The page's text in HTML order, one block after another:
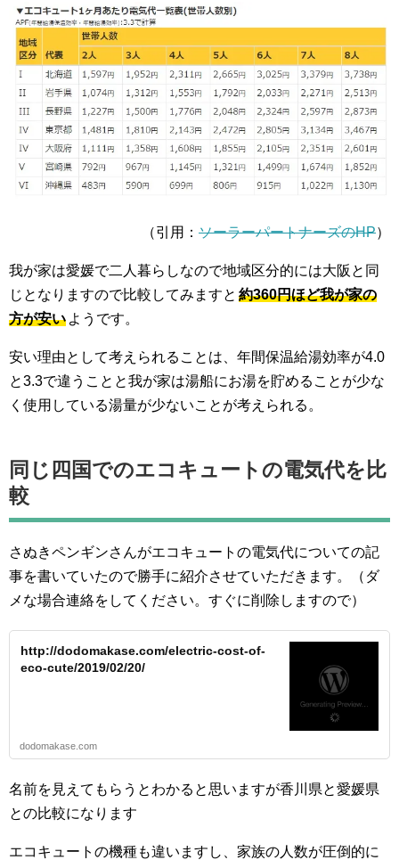
（引用： ソーラーパートナーズのHP）
我が家は愛媛で二人暮らしなので地域区分的には大阪と同
じとなりますので比較してみますと 約360円ほど我が家の
方が安い ようです。
安い理由として考えられることは、年間保温給湯効率が4.0
と3.3で違うことと我が家は湯船にお湯を貯めることが少な
く使用している湯量が少ないことが考えられる。
同じ四国でのエコキュートの電気代を比
較
さぬきペンギンさんがエコキュートの電気代についての記
事を書いていたので勝手に紹介させていただきます。（ダ
メな場合連絡をしてください。すぐに削除しますので）
http://dodomakase.com/electric-cost-of-
eco-cute/2019/02/20/
dodomakase.com
名前を見えてもらうとわかると思いますが香川県と愛媛県
との比較になります
エコキュートの機種も違いますし、家族の人数が圧倒的に